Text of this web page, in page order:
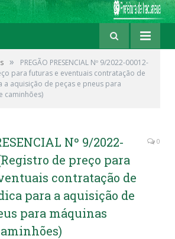
»
PREGÃO PRESENCIAL Nº 9/2022-00012-
para futuras e eventuais contratação de
a aquisição de peças e pneus para
caminhões)
Nº 9/2022-
de preço para
contratação de
para a aquisição de
para máquinas
0